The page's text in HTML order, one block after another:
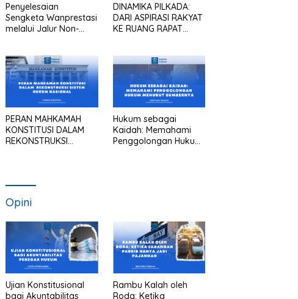
Penyelesaian
Sengketa Wanprestasi
melalui Jalur Non-
Pengadilan Maupun
Kantor Hukum
DINAMIKA PILKADA:
DARI ASPIRASI RAKYAT
KE RUANG RAPAT
PERAN MAHKAMAH
KONSTITUSI DALAM
REKONSTRUKSI
Hukum sebagai
Kaidah: Memahami
Penggolongan Hukum
Opini
Ujian Konstitusional
bagi Akuntabilitas
Rambu Kalah oleh
Roda: Ketika